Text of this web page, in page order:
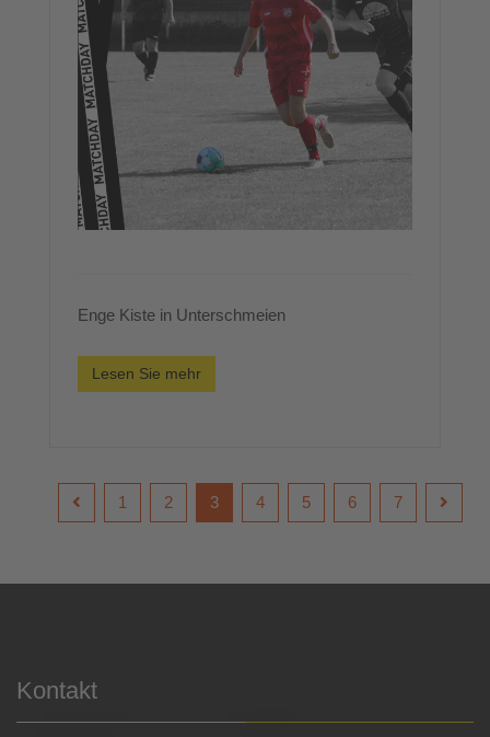
Enge Kiste in Unterschmeien
Lesen Sie mehr
1 2 3 4 5 6 7
Kontakt